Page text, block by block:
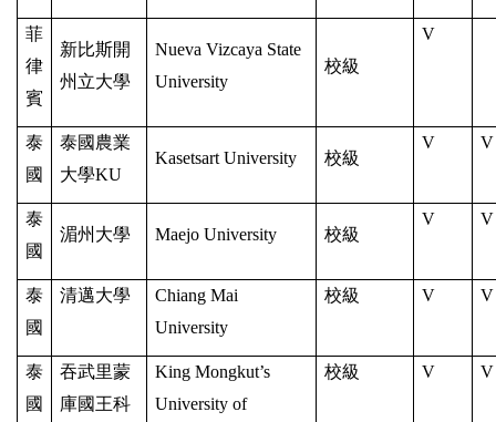
菲
律
賓
新比斯開
州立大學
Nueva Vizcaya State
University
校級
V
泰
國
泰國農業
大學KU
Kasetsart University 校級
V V
泰
國
湄州大學 Maejo University 校級
V V
泰
國
清邁大學
Chiang Mai
University
校級 V V
泰
國
吞武里蒙
庫國王科
King Mongkut’s
University of
校級 V V